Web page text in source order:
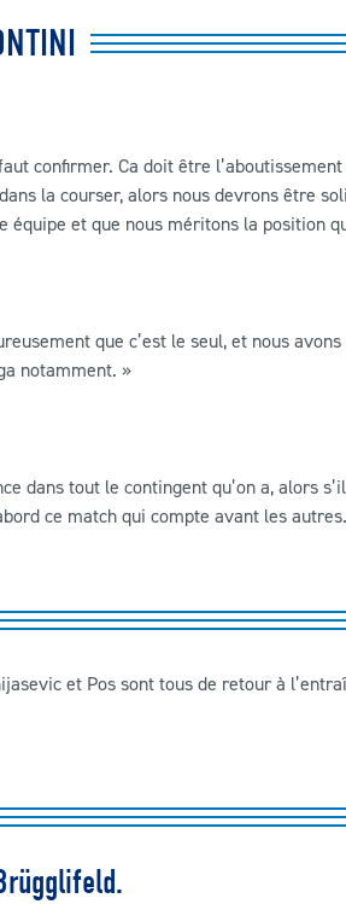
confirmer. Ca doit être
la courser, alors nous devrons être
et que nous méritons la position
que c’est le seul, et nous
notamment. »
dans tout le contingent qu’on a, alors
ce match qui compte avant les
et Pos sont tous de retour à